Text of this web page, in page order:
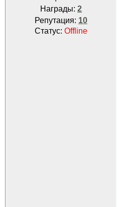
Награды: 2
Репутация: 10
Статус: Offline